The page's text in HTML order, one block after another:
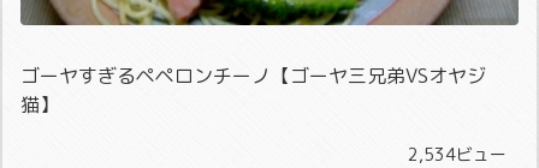
ゴーヤすぎるペペロンチーノ【ゴーヤ三兄弟VSオヤジ
猫】
2,534ビュー